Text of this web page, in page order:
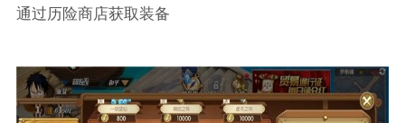
通过历险商店获取装备